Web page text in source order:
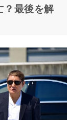
？最後を解